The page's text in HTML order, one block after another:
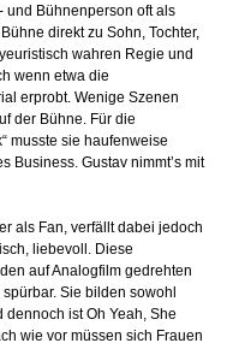
und Bühnenperson oft als
direkt zu Sohn, Tochter,
wahren Regie und
wenn etwa die
erprobt. Wenige Szenen
der Bühne. Für die
musste sie haufenweise
Business. Gustav nimmt’s mit
als Fan, verfällt dabei jedoch
liebevoll. Diese
auf Analogfilm gedrehten
Sie bilden sowohl
dennoch ist Oh Yeah, She
wie vor müssen sich Frauen